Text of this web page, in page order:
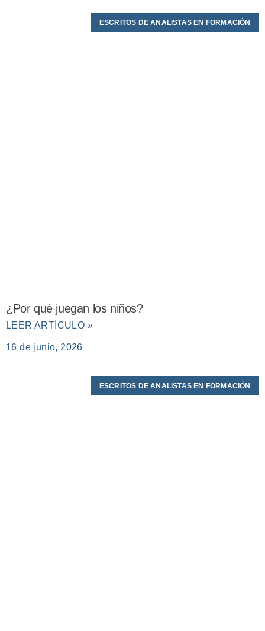
ESCRITOS DE ANALISTAS EN FORMACIÓN
¿Por qué juegan los niños?
LEER ARTÍCULO »
16 de junio, 2026
ESCRITOS DE ANALISTAS EN FORMACIÓN